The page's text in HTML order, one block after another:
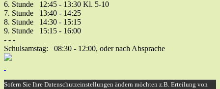
6. Stunde 12:45 - 13:30 Kl. 5-10
7. Stunde 13:40 - 14:25
8. Stunde 14:30 - 15:15
9. Stunde 15:15 - 16:00
- - -
Schulsamstag: 08:30 - 12:00, oder nach Absprache
Sofern Sie Ihre Datenschutzeinstellungen ändern möchten z.B. Erteilung von